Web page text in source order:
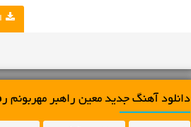
دانلود آهنگ جديد معین راهبر مهربونم رفت با 2 کیفیت و